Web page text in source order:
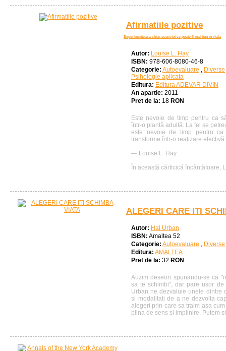
Afirmatiile pozitive
Experimenteaza chiar acum tot ce poate fi mai bun în viata
Autor: Louise L. Hay
ISBN: 978-606-8080-46-8
Categorie: Autoevaluare , Diverse
Psihologie aplicata
Editura: Editura ADEVAR DIVIN
An apartie: 2011
Pret de la: 18 RON
Este nevoie de timp pentru ca
într-o plantă adultă. La fel se
este nevoie de timp pentru
transforme într-o realizare
— Louise L. Hay
În această cărticică încântătoare,
ALEGERI CARE ITI
Autor: Hal Urban
ISBN: Amaltea 52
Categorie: Autoevaluare , Diverse
Editura: AMALTEA
Pret de la: 32 RON
Auzim deseori spunandu-se ca
sa te schimbi", dar pare usor
Urban ne dezvaluie unele dintre
si modalitati de a ne dezvolta
alegeri prin care sa traim asa
plina de sens si implinire. Putem